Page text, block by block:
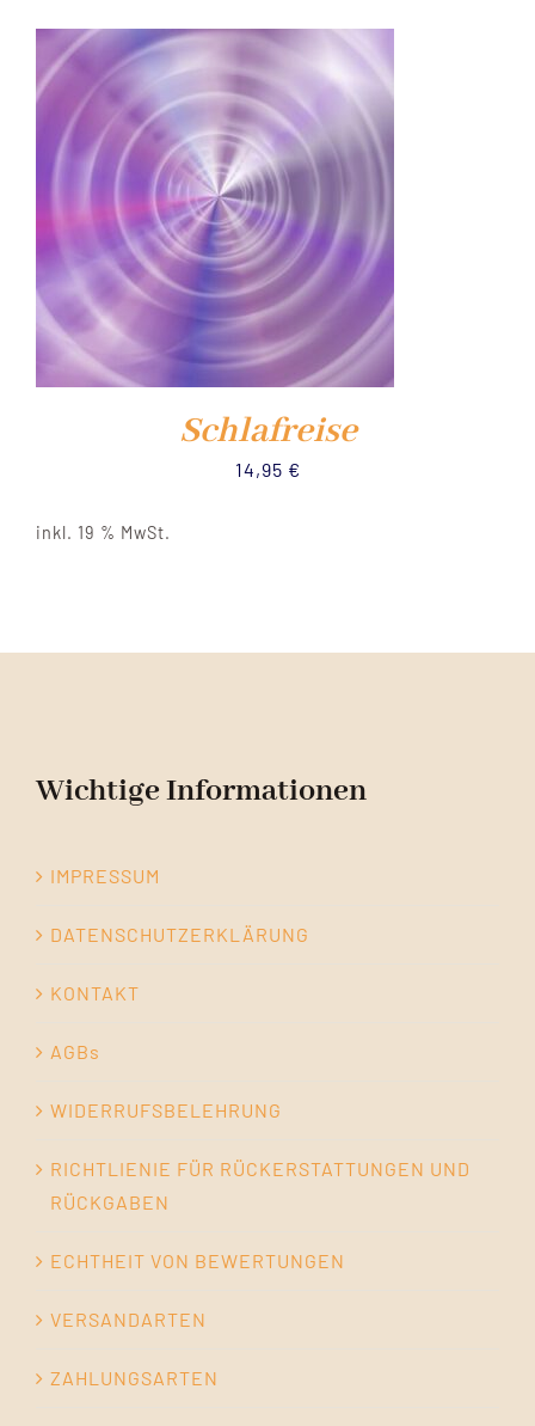
NEWS
YOUTUBE
KURS PRÜFUNG
SHOP
WARENKORB
Schlafreise
14,95 €
inkl. 19 % MwSt.
Wichtige Informationen
IMPRESSUM
DATENSCHUTZERKLÄRUNG
KONTAKT
AGBs
WIDERRUFSBELEHRUNG
RICHTLIENIE FÜR RÜCKERSTATTUNGEN UND
RÜCKGABEN
ECHTHEIT VON BEWERTUNGEN
VERSANDARTEN
ZAHLUNGSARTEN